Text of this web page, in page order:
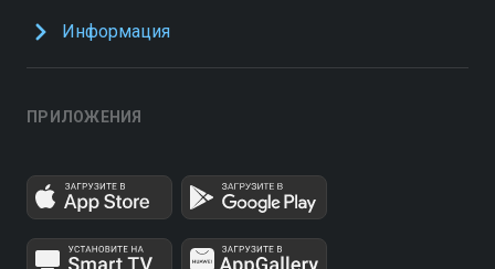
Информация
ПРИЛОЖЕНИЯ